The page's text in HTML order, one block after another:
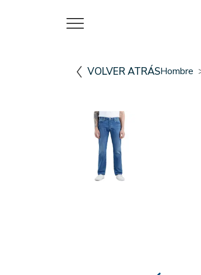
VOLVER ATRÁSHombre